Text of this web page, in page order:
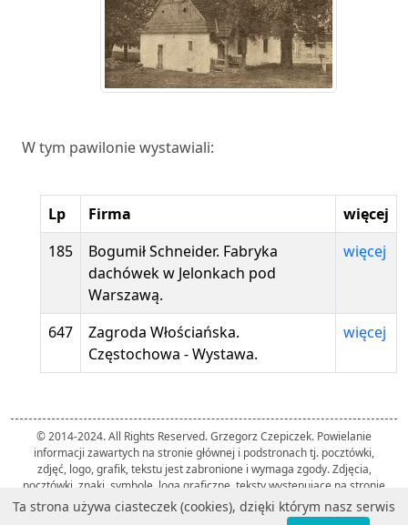
W tym pawilonie wystawiali:
Lp Firma
więcej
185
Bogumił Schneider. Fabryka
dachówek w Jelonkach pod
Warszawą.
więcej
647
Zagroda Włościańska.
Częstochowa - Wystawa.
więcej
© 2014-2024. All Rights Reserved. Grzegorz Czepiczek. Powielanie
informacji zawartych na stronie głównej i podstronach tj. pocztówki,
zdjęć, logo, grafik, tekstu jest zabronione i wymaga zgody. Zdjęcia,
pocztówki, znaki, symbole, loga graficzne, teksty występujące na stronie
należą do ich twórców i zostały użyte przez autora strony wyłącznie w
celach informacyjnych.
Ta strona używa ciasteczek (cookies), dzięki którym nasz serwis